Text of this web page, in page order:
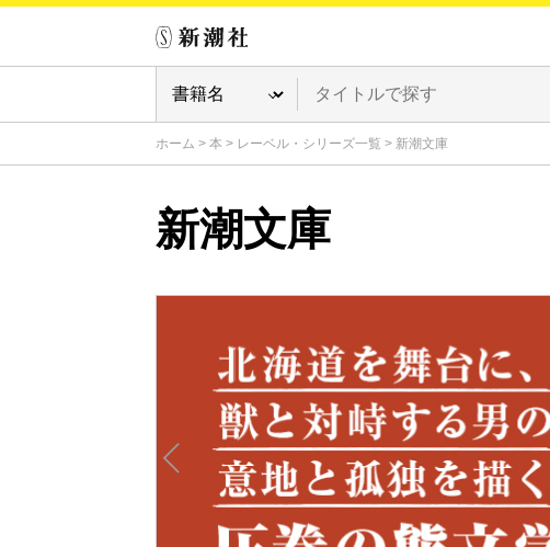
ホーム > 本 > レーベル・シリーズ一覧 > 新潮文庫
新潮文庫